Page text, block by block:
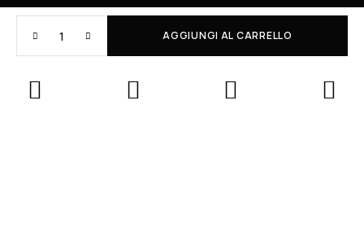
AGGIUNGI AL CARRELLO
01848590038